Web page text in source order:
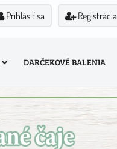
Prihlásiť sa Registrácia
DARČEKOVÉ BALENIA